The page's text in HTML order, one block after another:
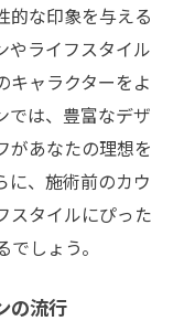
的な印象を与える
やライフスタイル
キャラクターをよ
では、豊富なデザ
があなたの理想を
に、施術前のカウ
スタイルにぴった
しょう。
の流行